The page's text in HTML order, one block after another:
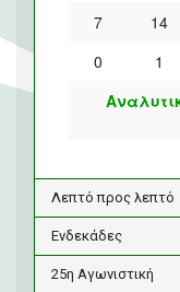
7
14
0
1
Λεπτό προς λεπτό
Ενδεκάδες
25η Αγωνιστική